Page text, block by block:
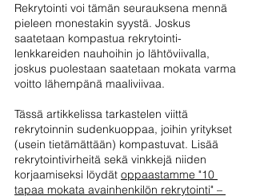
Rekrytointi voi tämän seurauksena mennä
pieleen monestakin syystä. Joskus
saatetaan kompastua rekrytointi-
lenkkareiden nauhoihin jo lähtöviivalla,
joskus puolestaan saatetaan mokata varma
voitto lähempänä maaliviivaa.
Tässä artikkelissa tarkastelen viittä
rekrytoinnin sudenkuoppaa, joihin yritykset
(usein tietämättään) kompastuvat. Lisää
rekrytointivirheitä sekä vinkkejä niiden
korjaamiseksi löydät oppaastamme "10
tapaa mokata avainhenkilön rekrytointi" –